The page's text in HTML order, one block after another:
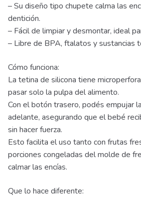
– Su diseño tipo chupete calma las
dentición.
– Fácil de limpiar y desmontar, ideal
– Libre de BPA, ftalatos y sustancias
Cómo funciona:
La tetina de silicona tiene
pasar solo la pulpa del alimento.
Con el botón trasero, podés empujar
adelante, asegurando que el bebé
sin hacer fuerza.
Esto facilita el uso tanto con frutas
porciones congeladas del molde de
calmar las encías.
Que lo hace diferente: